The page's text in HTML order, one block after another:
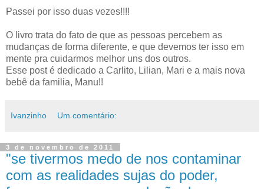
Passei por isso duas vezes!!!!
O livro trata do fato de que as pessoas percebem as
mudanças de forma diferente, e que devemos ter isso em
mente pra cuidarmos melhor uns dos outros.
Esse post é dedicado a Carlito, Lilian, Mari e a mais nova
bebê da familia, Manu!!
Ivanzinho Um comentário:
3 de novembro de 2011
"se tivermos medo de nos contaminar
com as realidades sujas do poder,